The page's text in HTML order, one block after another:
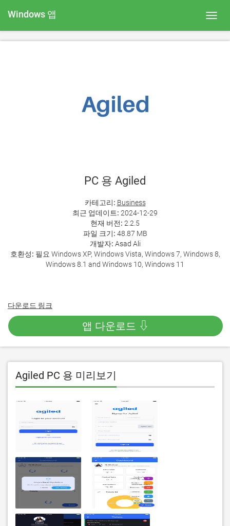
Windows 앱
PC 용 Agiled
카테고리: Business
최근 업데이트: 2024-12-29
현재 버전: 2.2.5
파일 크기: 48.87 MB
개발자: Asad Ali
호환성: 필요 Windows XP, Windows Vista, Windows 7, Windows 8,
Windows 8.1 and Windows 10, Windows 11
다운로드 링크
앱 다운로드 ⇩
Agiled PC 용 미리보기